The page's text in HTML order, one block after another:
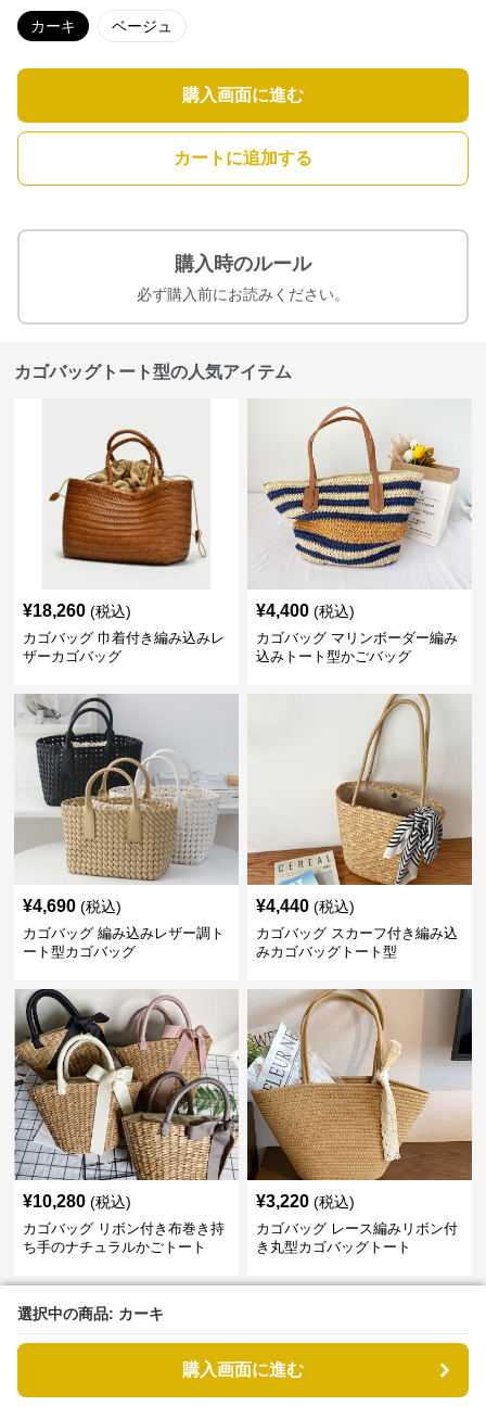
選択中の商品: カーキ
購入画面に進む
カーキ ベージュ
購入画面に進む
カートに追加する
選択中の商品: カーキ
購入画面に進む
購入時のルール
必ず購入前にお読みください。
カゴバッグトート型の人気アイテム
¥18,260 (税込)
カゴバッグ 巾着付き編み込みレ
ザーカゴバッグ
¥4,400 (税込)
カゴバッグ マリンボーダー編み
込みトート型かごバッグ
¥4,690 (税込)
カゴバッグ 編み込みレザー調ト
ート型カゴバッグ
¥4,440 (税込)
カゴバッグ スカーフ付き編み込
みカゴバッグトート型
¥10,280 (税込)
カゴバッグ リボン付き布巻き持
ち手のナチュラルかごトート
¥3,220 (税込)
カゴバッグ レース編みリボン付
き丸型カゴバッグトート